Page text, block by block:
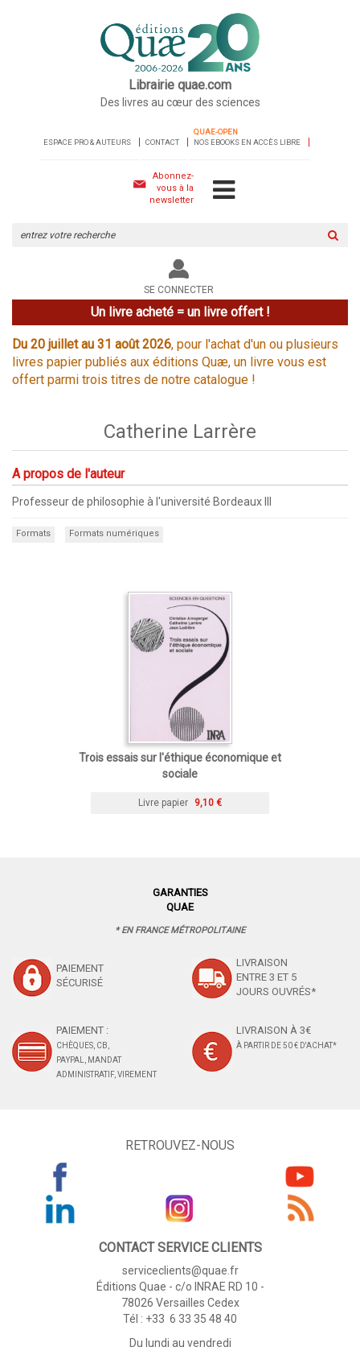
Librairie quae.com
Des livres au cœur des sciences
ESPACE PRO & AUTEURS CONTACT
QUAE-OPEN
NOS EBOOKS EN ACCÈS LIBRE
Abonnez-
vous à la
newsletter
le
site
SE CONNECTER
Un livre acheté = un livre offert !
Du 20 juillet au 31 août 2026, pour l'achat d'un ou plusieurs
livres papier publiés aux éditions Quæ, un livre vous est
offert parmi trois titres de notre catalogue !
Catherine Larrère
A propos de l'auteur
Professeur de philosophie à l'université Bordeaux III
Formats Formats numériques
Trois essais sur l'éthique économique et
sociale
Livre papier 9,10 €
GARANTIES
QUAE
* EN FRANCE MÉTROPOLITAINE
PAIEMENT
SÉCURISÉ
LIVRAISON
ENTRE 3 ET 5
JOURS OUVRÉS*
PAIEMENT :
CHÈQUES, CB,
PAYPAL, MANDAT
ADMINISTRATIF, VIREMENT
LIVRAISON À 3€
À PARTIR DE 50 € D'ACHAT*
RETROUVEZ-NOUS
CONTACT SERVICE CLIENTS
serviceclients@quae.fr
Éditions Quae - c/o INRAE RD 10 -
78026 Versailles Cedex
Tél : +33 6 33 35 48 40
Du lundi au vendredi